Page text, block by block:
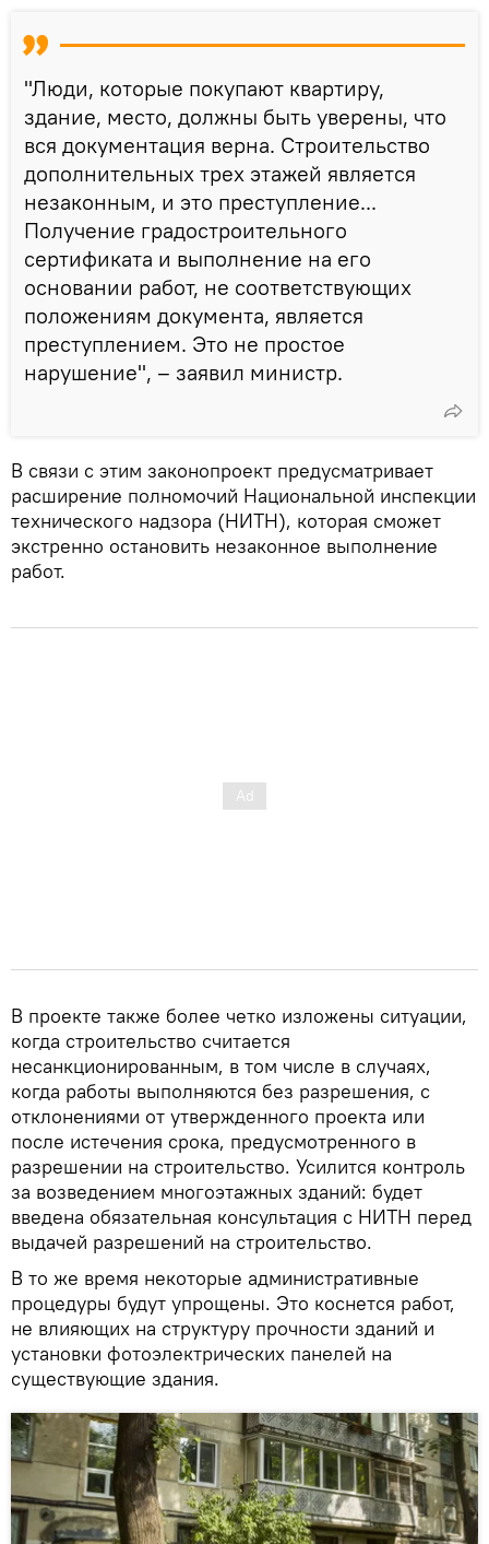
"Люди, которые покупают квартиру,
здание, место, должны быть уверены, что
вся документация верна. Строительство
дополнительных трех этажей является
незаконным, и это преступление...
Получение градостроительного
сертификата и выполнение на его
основании работ, не соответствующих
положениям документа, является
преступлением. Это не простое
нарушение", – заявил министр.
В связи с этим законопроект предусматривает
расширение полномочий Национальной инспекции
технического надзора (НИТН), которая сможет
экстренно остановить незаконное выполнение
работ.
В проекте также более четко изложены ситуации,
когда строительство считается
несанкционированным, в том числе в случаях,
когда работы выполняются без разрешения, с
отклонениями от утвержденного проекта или
после истечения срока, предусмотренного в
разрешении на строительство. Усилится контроль
за возведением многоэтажных зданий: будет
введена обязательная консультация с НИТН перед
выдачей разрешений на строительство.
В то же время некоторые административные
процедуры будут упрощены. Это коснется работ,
не влияющих на структуру прочности зданий и
установки фотоэлектрических панелей на
существующие здания.